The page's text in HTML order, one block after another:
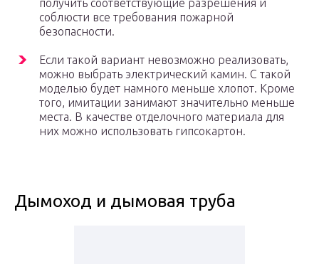
получить соответствующие разрешения и
соблюсти все требования пожарной
безопасности.
Если такой вариант невозможно реализовать,
можно выбрать электрический камин. С такой
моделью будет намного меньше хлопот. Кроме
того, имитации занимают значительно меньше
места. В качестве отделочного материала для
них можно использовать гипсокартон.
Дымоход и дымовая труба